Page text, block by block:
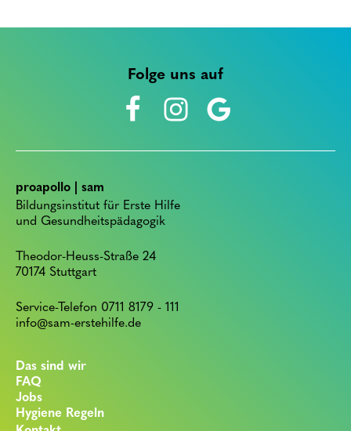
Folge uns auf
proapollo | sam
Bildungsinstitut für Erste Hilfe
und Gesundheitspädagogik
Theodor-Heuss-Straße 24
70174 Stuttgart
Service-Telefon 0711 8179 - 111
info@sam-erstehilfe.de
Das sind wir
FAQ
Jobs
Hygiene Regeln